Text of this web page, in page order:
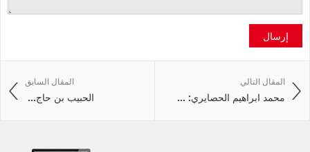
إرسال
المقال السابق
الحبيب‭ ‬بن‭ ‬حاج‭ ...
المقال التالي
محمد ابراهيم الحصايري: ...